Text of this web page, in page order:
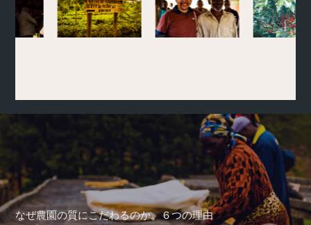
なぜ農園の質にこだわるのか。６つの理由